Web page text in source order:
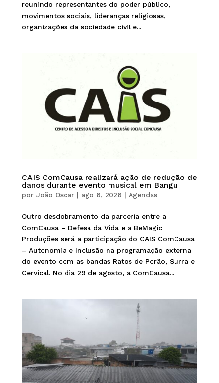
reunindo representantes do poder público,
movimentos sociais, lideranças religiosas,
organizações da sociedade civil e...
CAIS ComCausa realizará ação de redução de
danos durante evento musical em Bangu
por João Oscar| ago 6, 2026 | Agendas
Outro desdobramento da parceria entre a
ComCausa – Defesa da Vida e a BeMagic
Produções será a participação do CAIS ComCausa
– Autonomia e Inclusão na programação externa
do evento com as bandas Ratos de Porão, Surra e
Cervical. No dia 29 de agosto, a ComCausa...